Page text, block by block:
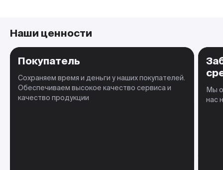
Наши ценности
Покупатель
Сохраняем время и деньги у наших покупателей.
Обеспечиваем высокое качество сервиса и
качество продукции
Мы
нас